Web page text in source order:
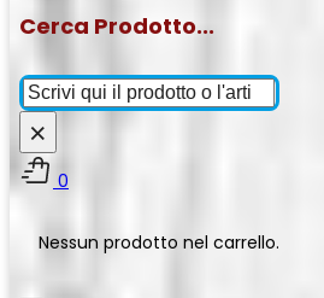
Cerca Prodotto...
Cerca
×
0
Nessun prodotto nel carrello.